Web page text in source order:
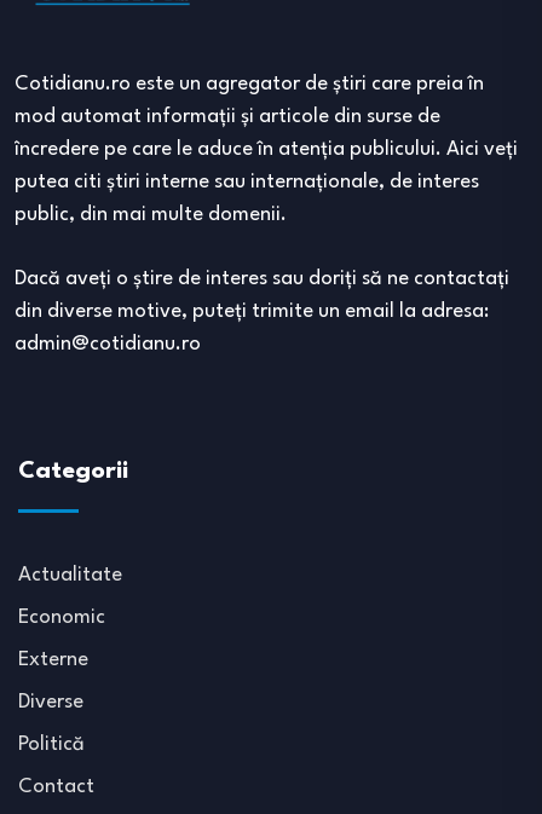
Cotidianu.ro este un agregator de ştiri care preia în
mod automat informaţii şi articole din surse de
încredere pe care le aduce în atenţia publicului. Aici veţi
putea citi ştiri interne sau internaţionale, de interes
public, din mai multe domenii.
Dacă aveţi o ştire de interes sau doriţi să ne contactaţi
din diverse motive, puteţi trimite un email la adresa:
admin@cotidianu.ro
Categorii
Actualitate
Economic
Externe
Diverse
Politică
Contact